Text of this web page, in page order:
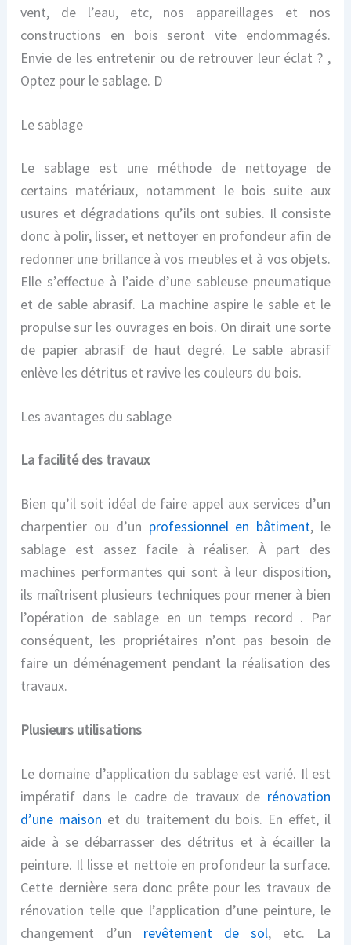
vent, de l’eau, etc, nos appareillages et nos
constructions en bois seront vite endommagés.
Envie de les entretenir ou de retrouver leur éclat ? ,
Optez pour le sablage. D
Le sablage
Le sablage est une méthode de nettoyage de
certains matériaux, notamment le bois suite aux
usures et dégradations qu’ils ont subies. Il consiste
donc à polir, lisser, et nettoyer en profondeur afin de
redonner une brillance à vos meubles et à vos objets.
Elle s’effectue à l’aide d’une sableuse pneumatique
et de sable abrasif. La machine aspire le sable et le
propulse sur les ouvrages en bois. On dirait une sorte
de papier abrasif de haut degré. Le sable abrasif
enlève les détritus et ravive les couleurs du bois.
Les avantages du sablage
La facilité des travaux
Bien qu’il soit idéal de faire appel aux services d’un
charpentier ou d’un professionnel en bâtiment, le
sablage est assez facile à réaliser. À part des
machines performantes qui sont à leur disposition,
ils maîtrisent plusieurs techniques pour mener à bien
l’opération de sablage en un temps record . Par
conséquent, les propriétaires n’ont pas besoin de
faire un déménagement pendant la réalisation des
travaux.
Plusieurs utilisations
Le domaine d’application du sablage est varié. Il est
impératif dans le cadre de travaux de rénovation
d’une maison et du traitement du bois. En effet, il
aide à se débarrasser des détritus et à écailler la
peinture. Il lisse et nettoie en profondeur la surface.
Cette dernièresera donc prête pour les travaux de
rénovation telle que l’application d’une peinture, le
changement d’un revêtement de sol, etc. La